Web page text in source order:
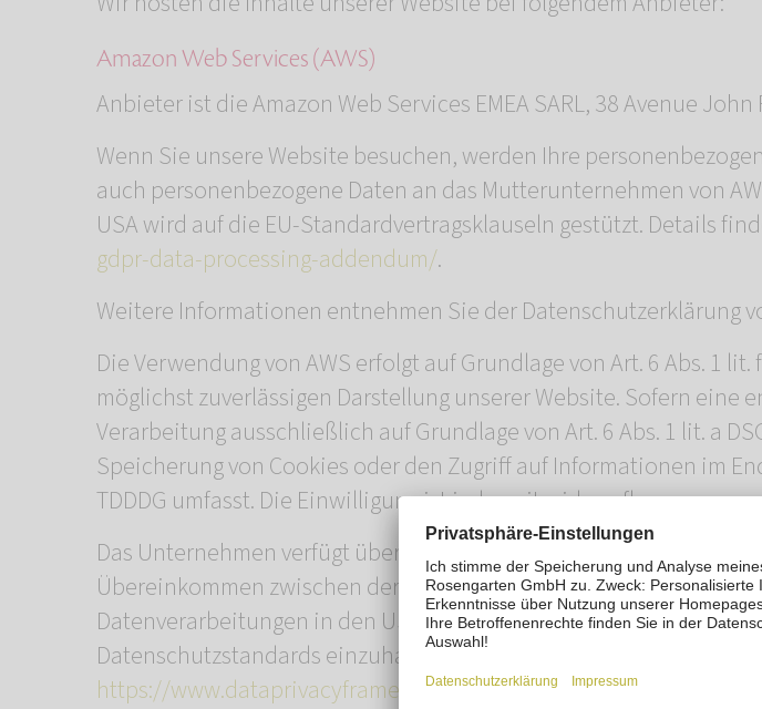
Amazon Web Services (AWS)
Anbieter ist die Amazon Web Services EMEA SARL, 38 Avenue
Wenn Sie unsere Website besuchen, werden Ihre
auch personenbezogene Daten an das Mutterunternehmen von
USA wird auf die EU-Standardvertragsklauseln gestützt. Details
gdpr-data-processing-addendum/.
Weitere Informationen entnehmen Sie der Datenschutzerklärung
Die Verwendung von AWS erfolgt auf Grundlage von Art. 6 Abs. 1
möglichst zuverlässigen Darstellung unserer Website. Sofern
Verarbeitung ausschließlich auf Grundlage von Art. 6 Abs. 1 lit. a
Speicherung von Cookies oder den Zugriff auf Informationen im
TDDDG umfasst. Die Einwilligung ist jederzeit widerrufbar.
Das Unternehmen verfügt über eine Zertifizierung nach dem „EU-
Übereinkommen zwischen der Europäischen Union und den
Datenverarbeitungen in den USA gewährleisten soll. Jedes nach
Datenschutzstandards einzuhalten. Weitere Informationen hierzu
https://www.dataprivacyframework.gov/participant/5776